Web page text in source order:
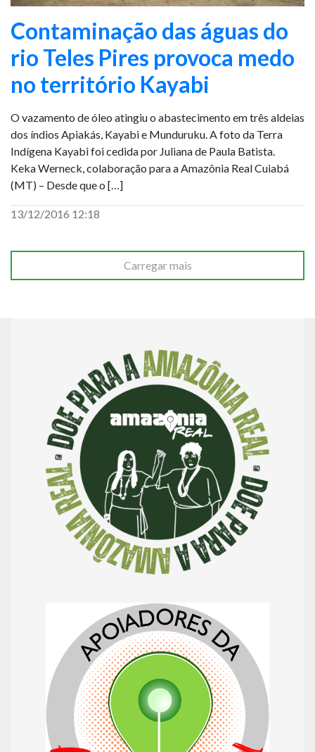
Contaminação das águas do
rio Teles Pires provoca medo
no território Kayabi
O vazamento de óleo atingiu o abastecimento em três aldeias
dos índios Apiakás, Kayabi e Munduruku. A foto da Terra
Indígena Kayabi foi cedida por Juliana de Paula Batista.
Keka Werneck, colaboração para a Amazônia Real Cuiabá
(MT) – Desde que o […]
13/12/2016 12:18
Carregar mais